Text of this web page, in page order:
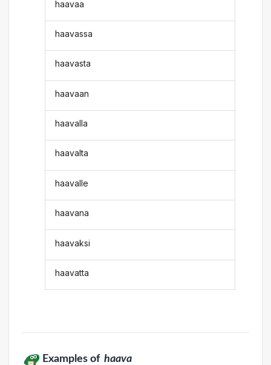
haavaa
haavassa
haavasta
haavaan
haavalla
haavalta
haavalle
haavana
haavaksi
haavatta
Examples of haava